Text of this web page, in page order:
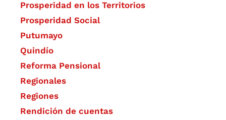
Prosperidad en los Territorios
Prosperidad Social
Putumayo
Quindío
Reforma Pensional
Regionales
Regiones
Rendición de cuentas